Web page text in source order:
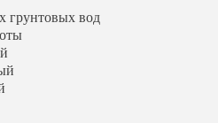
грунтовых вод